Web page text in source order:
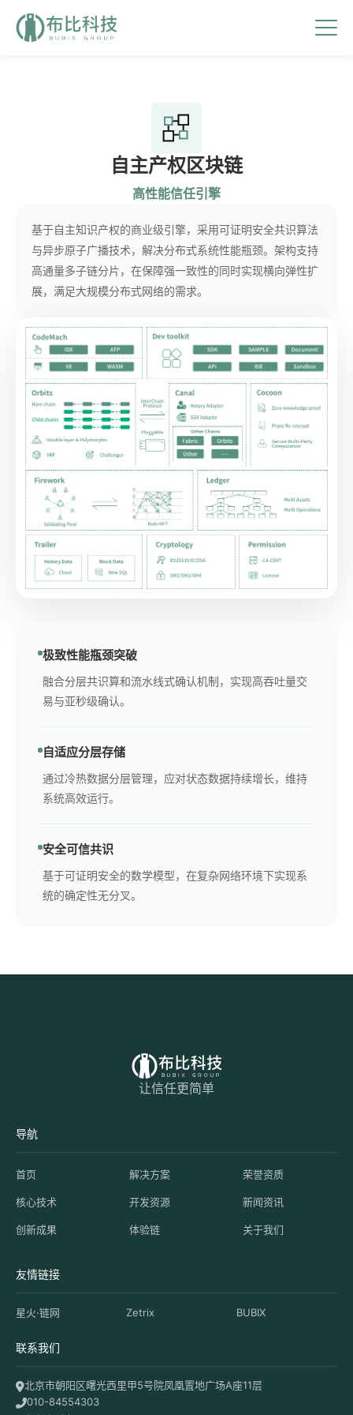
自主产权区块链
高性能信任引擎
基于自主知识产权的商业级引擎，采用可证明安全共识算法
与异步原子广播技术，解决分布式系统性能瓶颈。架构支持
高通量多子链分片，在保障强一致性的同时实现横向弹性扩
展，满足大规模分布式网络的需求。
极致性能瓶颈突破
融合分层共识算和流水线式确认机制，实现高吞吐量交
易与亚秒级确认。
自适应分层存储
通过冷热数据分层管理，应对状态数据持续增长，维持
系统高效运行。
安全可信共识
基于可证明安全的数学模型，在复杂网络环境下实现系
统的确定性无分叉。
让信任更简单
导航
首页
核心技术
创新成果
解决方案
开发资源
体验链
荣誉资质
新闻资讯
关于我们
友情链接
星火·链网 Zetrix BUBIX
联系我们
北京市朝阳区曙光西里甲5号院凤凰置地广场A座11层
010-84554303